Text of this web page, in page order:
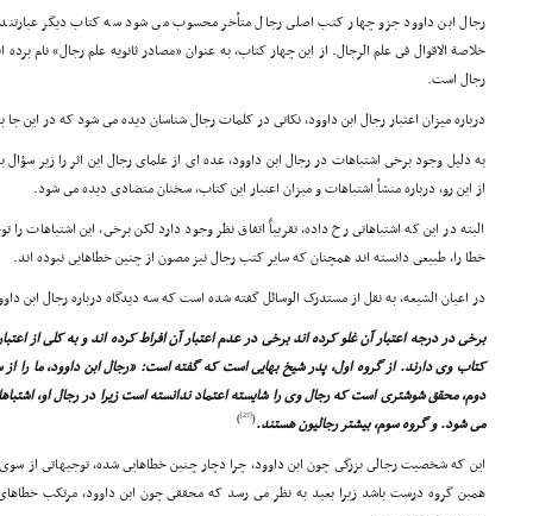
رجال ابن داوود جزو چهار کتب اصلى رجال متأخر محسوب مى شود سه کتاب دیگر عبارتند
خلاصة الاقوال فى علم الرجال. از این چهار کتاب، به عنوان «مصادر ثانویه علم رجال» نام برده
رجال است.
درباره میزان اعتبار رجال ابن داوود، نکاتى در کلمات رجال شناسان دیده مى شود که در این جا
به دلیل وجود برخى اشتباهات در رجال ابن داوود، عده اى از علماى رجال این اثر را زیر
از این رو، درباره منشأ اشتباهات و میزان اعتبار این کتاب، سخنان متضادى دیده مى شود.
البته در این که اشتباهاتى رخ داده، تقریباً اتفاق نظر وجود دارد لکن برخى، این اشتباهات
خطا را، طبیعى دانسته اند همچنان که سایر کتب رجال نیز مصون از چنین خطاهایى نبوده اند.
در اعیان الشیعه، به نقل از مستدرک الوسائل گفته شده است که سه دیدگاه درباره رجال ابن
برخى در درجه اعتبار آن غلو کرده اند برخى در عدم اعتبار آن افراط کرده اند و به کلى از
کتاب وى دارند. از گروه اول، پدر شیخ بهایى است که گفته است: «رجال ابن داوود، ما را
دوم، محقق شوشترى است که رجال وى را شایسته اعتماد ندانسته است زیرا در رجال او،
مى شود. و گروه سوم، بیشتر رجالیون هستند.(
[27]
)
این که شخصیت رجالى بزرگى چون ابن داوود، چرا دچار چنین خطاهایى شده، توجیهاتى از
همین گروه درست باشد زیرا بعید به نظر مى رسد که محققى چون ابن داوود، مرتکب